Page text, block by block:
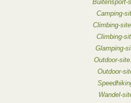
Buitensport-
Camping-
Climbing-
Climbing-
Glamping-
Outdoor-
Outdoor-
Wandel-